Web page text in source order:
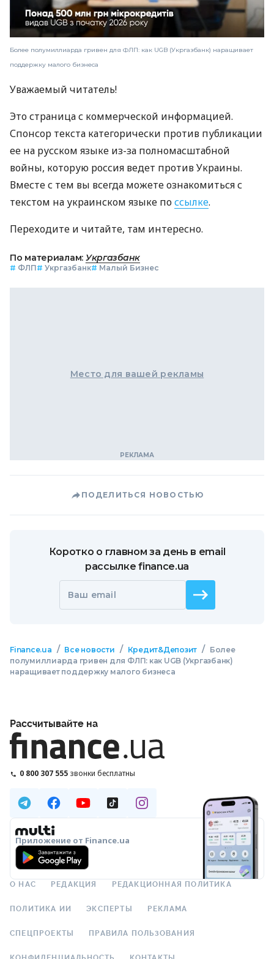
Более полумиллиарда гривен для ФЛП: как UGB (Укргазбанк) наращивает
поддержку малого бизнеса
Уважаемый читатель!
Это страница с коммерческой информацией.
Спонсор текста категорически против публикации
ее на русском языке из-за полномасштабной
войны, которую россия ведет против Украины.
Вместе с тем вы всегда можете ознакомиться с
текстом на украинском языке поссылке.
Переходите и читайте, там интересно.
По материалам: Укргазбанк
# ФЛП# Укргазбанк# Малый Бизнес
Место для вашей рекламы
ПОДЕЛИТЬСЯ НОВОСТЬЮ
Коротко о главном за день в email
рассылке finance.ua
Ваш email
Finance.ua / Все новости / Кредит&Депозит /
Более
полумиллиарда гривен для ФЛП: как UGB (Укргазбанк)
наращивает поддержку малого бизнеса
Рассчитывайте на
0 800 307 555 звонки бесплатны
Приложение от Finance.ua
О НАС РЕДАКЦИЯ РЕДАКЦИОННАЯ ПОЛИТИКА
ПОЛИТИКА ИИ ЭКСПЕРТЫ РЕКЛАМА
СПЕЦПРОЕКТЫ ПРАВИЛА ПОЛЬЗОВАНИЯ